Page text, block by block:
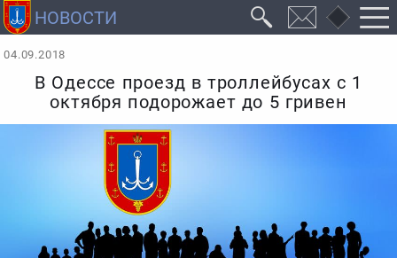
04.09.2018
В Одессе проезд в троллейбусах с 1
октября подорожает до 5 гривен